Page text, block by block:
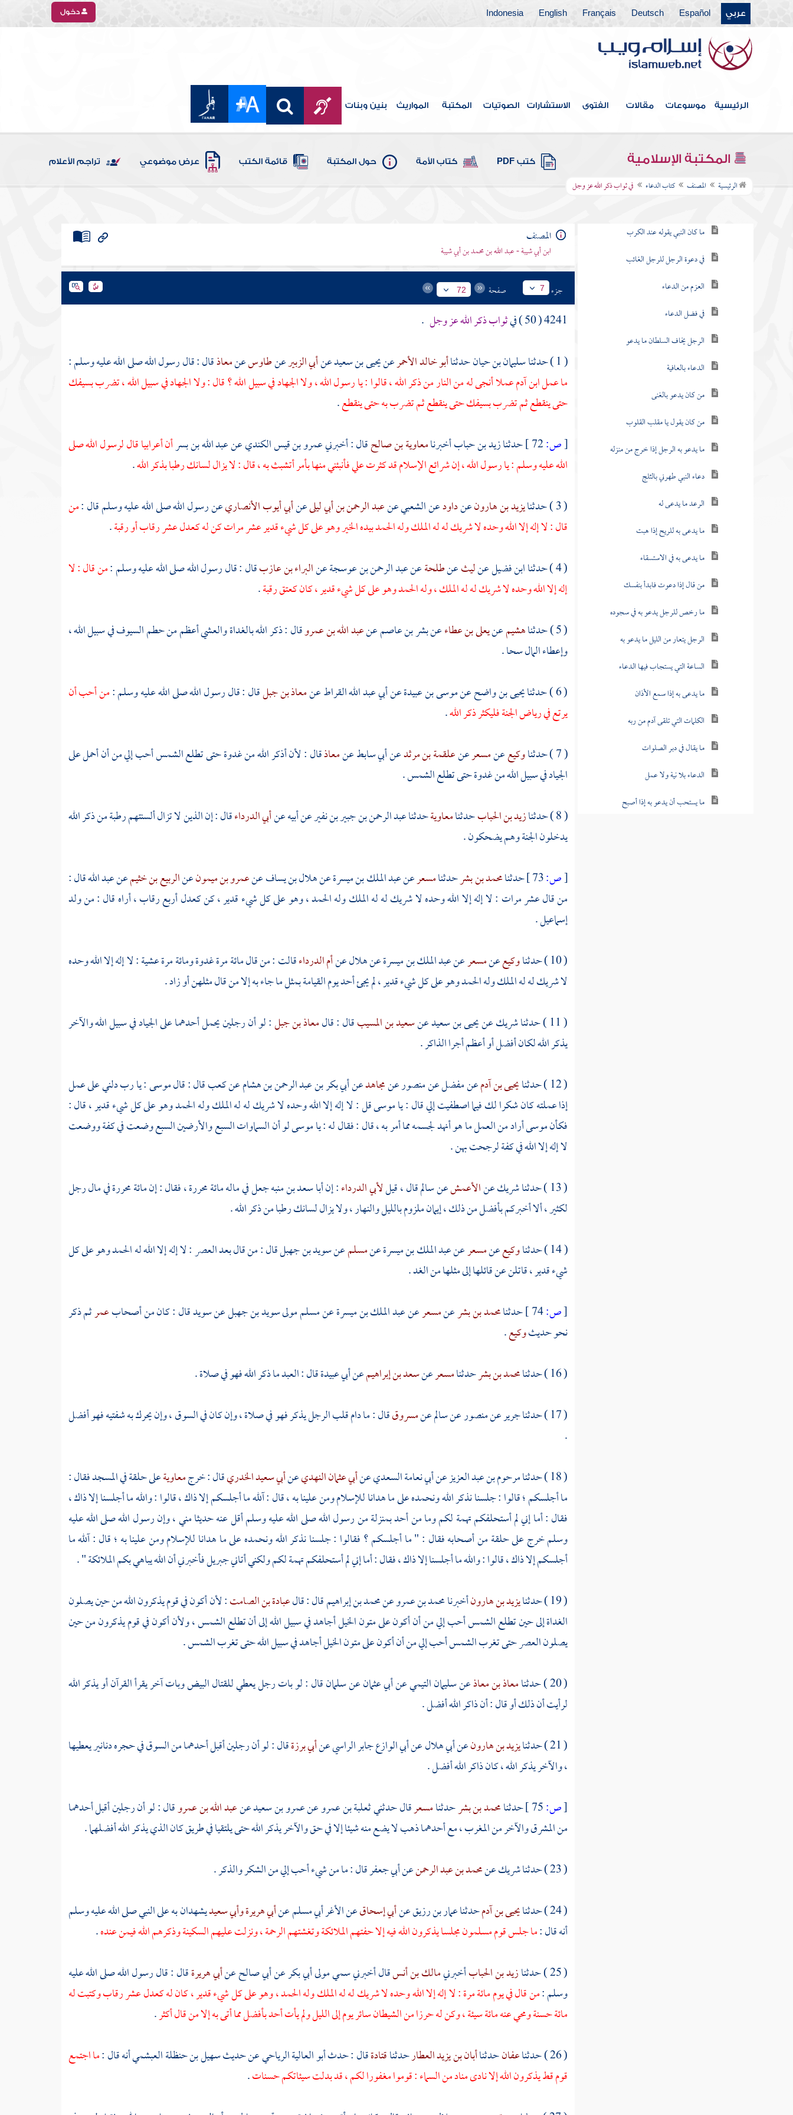
عربي Español
Deutsch
Français
English
Indonesia دخول
الرئيسية موسوعات مقالات الفتوى الاستشارات الصوتيات المكتبة المواريث بنين وبنات
المكتبة الإسلامية كتب PDF كتاب الأمة حول المكتبة قائمة الكتب عرض موضوعي تراجم الأعلام
الرئيسية المصنف كتاب الدعاء في ثواب ذكر الله عز وجل
كتاب الأطعمة
كتاب اللباس والزينة
كتاب الأدب
كتاب الديات
كتاب الحدود
كتاب أقضية رسول الله
كتاب الدعاء
ما كان النبي يقوله عند الكرب
في دعوة الرجل للرجل الغائب
العزم من الدعاء
في فضل الدعاء
الرجل يخاف السلطان ما يدعو
الدعاء بالعافية
من كان يدعو بالغنى
من كان يقول يا مقلب القلوب
ما يدعو به الرجل إذا خرج من منزله
دعاء النبي طهرني بالثلج
الرعد ما يدعى له
ما يدعى به للريح إذا هبت
ما يدعى به في الاستسقاء
من قال إذا دعوت فابدأ بنفسك
ما رخص للرجل يدعو به في سجوده
الرجل يتعار من الليل ما يدعو به
الساعة التي يستجاب فيها الدعاء
ما يدعى به إذا سمع الأذان
الكلمات التي تلقى آدم من ربه
ما يقال في دبر الصلوات
الدعاء بلا نية ولا عمل
ما يستحب أن يدعو به إذا أصبح
المصنف
ابن أبي شيبة - عبد الله بن محمد بن أبي شيبة
جزء 7 صفحة 72
4241 ( 50 ) في ثواب ذكر الله عز وجل .
( 1 ) حدثنا
سليمان بن حيانحدثناأبو خالد الأحمرعنيحيى بن سعيدعنأبي الزبيرعنطاوسعنمعاذقال : قال رسول الله صلى الله عليه وسلم :
ما عمل ابنآدمعملا أنجى له من النار من ذكر الله ، قالوا : يا رسول الله ، ولا الجهاد في سبيل الله ؟ قال : ولا الجهاد في سبيل الله ، تضرب بسيفك
حتى ينقطع ثم تضرب بسيفك حتى ينقطع ثم تضرب به حتى ينقطع.
[ص: حدثنازيد بن حبابأخبرنامعاوية بن صالحقال : أخبرنيعمرو بن قيس الكنديعنعبد الله بن بسرأن أعرابيا قال لرسول الله صلى
الله عليه وسلم : يا رسول الله ، إن شرائع الإسلام قد كثرت علي فأنبئني منها بأمر أتشبث به ، قال : لا يزال لسانك رطبا بذكر الله.
( 3 ) حدثنا
يزيد بن هارونعنداودعنالشعبيعنعبد الرحمن بن أبي ليلىعنأبي أيوب الأنصاريعن رسول الله صلى الله عليه وسلم قال :من
قال : لا إله إلا الله وحده لا شريك له له الملك وله الحمد بيده الخير وهو على كل شيء قدير عشر مرات كن له كعدل عشر رقاب أو رقبة.
( 4 ) حدثنا
ابن فضيلعنليثعنطلحةعنعبد الرحمن بن عوسجةعنالبراء بن عازبقال : قال رسول الله صلى الله عليه وسلم :من قال : لا
إله إلا الله وحده لا شريك له له الملك ، وله الحمد وهو على كل شيء قدير ، كان كعتق رقبة.
( 5 ) حدثنا
هشيمعنيعلى بن عطاءعنبشر بن عاصمعنعبد الله بن عمروقال : ذكر الله بالغداة والعشي أعظم من حطم السيوف في سبيل الله ،
وإعطاء المال سحا .
( 6 ) حدثنا
يحيى بن واضحعنموسى بن عبيدةعنأبي عبد الله القراطعنمعاذ بن جبلقال : قال رسول الله صلى الله عليه وسلم :من أحب أن
يرتع في رياض الجنة فليكثر ذكر الله.
( 7 ) حدثنا
وكيععنمسعرعنعلقمة بن مرثدعنأبي سابطعنمعاذقال : لأن أذكر الله من غدوة حتى تطلع الشمس أحب إلي من أن أحمل على
الجياد في سبيل الله من غدوة حتى تطلع الشمس .
( 8 ) حدثنا
زيد بن الحبابحدثنامعاويةحدثناعبد الرحمن بن جبير بن نفيرعن أبيه عنأبي الدرداءقال : إن الذين لا تزال ألسنتهم رطبة من ذكر الله
يدخلون الجنة وهم يضحكون .
[ص: حدثنامحمد بن بشرحدثنامسعرعنعبد الملك بن ميسرةعنهلال بن يسافعنعمرو بن ميمونعنالربيع بن خثيمعنعبد اللهقال :
من قال عشر مرات : لا إله إلا الله وحده لا شريك له له الملك وله الحمد ، وهو على كل شيء قدير ، كن كعدل أربع رقاب ، أراه قال : من ولد
إسماعيل .
( 10 ) حدثنا
وكيععنمسعرعنعبد الملك بن ميسرةعنهلالعنأم الدرداءقالت : من قال مائة مرة غدوة ومائة مرة عشية : لا إله إلا الله وحده
لا شريك له له الملك وله الحمد وهو على كل شيء قدير ، لم يجئ أحد يوم القيامة بمثل ما جاء به إلا من قال مثلهن أو زاد .
( 11 ) حدثنا
شريكعنيحيى بن سعيدعنسعيد بن المسيبقال : قالمعاذ بن جبل: لو أن رجلين يحمل أحدهما على الجياد في سبيل الله والآخر
يذكر الله لكان أفضل أو أعظم أجرا الذاكر .
( 12 ) حدثنا
يحيى بن آدمعنمفضلعنمنصورعنمجاهدعنأبي بكر بن عبد الرحمن بن هشامعنكعبقال : قالموسى: يا رب دلني على عمل
إذا عملته كان شكرا لك فيما اصطفيت إلي قال : ياموسىقل : لا إله إلا الله وحده لا شريك له له الملك وله الحمد وهو على كل شيء قدير ، قال :
فكأن موسى أراد من العمل ما هو أنهد لجسمه مما أمر به ، قال : فقال له : ياموسىلو أن السماوات السبع والأرضين السبع وضعت في كفة ووضعت
لا إله إلا الله في كفة لرجحت بهن .
( 13 ) حدثنا
شريكعنالأعمشعنسالمقال ، قيللأبي الدرداء: إنأبا سعد بن منبهجعل في ماله مائة محررة ، فقال : إن مائة محررة في مال رجل
لكثير ، ألا أخبركم بأفضل من ذلك ، إيمان ملزوم بالليل والنهار ، ولا يزال لسانك رطبا من ذكر الله .
( 14 ) حدثنا
وكيععنمسعرعنعبد الملك بن ميسرةعنمسلمعنسويد بن جهبلقال : من قال بعد العصر : لا إله إلا الله له الحمد وهو على كل
شيء قدير ، قاتلن عن قائلها إلى مثلها من الغد .
[ص:74 ] حدثنامحمد بن بشرعنمسعرعنعبد الملك بن ميسرةعنمسلم مولى سويد بن جهبلعنسويدقال : كان من أصحابعمرثم ذكر
نحو حديثوكيع.
( 16 ) حدثنا
محمد بن بشرحدثنامسعرعنسعد بن إبراهيمعنأبي عبيدةقال : العبد ما ذكر الله فهو في صلاة .
( 17 ) حدثنا
جريرعنمنصورعنسالمعنمسروققال : ما دام قلب الرجل يذكر فهو في صلاة ، وإن كان في السوق ، وإن يحرك به شفتيه فهو أفضل
.
( 18 ) حدثنا
مرحوم بن عبد العزيزعنأبي نعامة السعديعنأبي عثمان النهديعنأبي سعيد الخدريقال : خرجمعاويةعلى حلقة في المسجد فقال :
ما أجلسكم ؛ قالوا : جلسنا نذكر الله ونحمده على ما هدانا للإسلام ومن علينا به ، قال : آلله ما أجلسكم إلا ذاك ، قالوا : والله ما أجلسنا إلا ذاك ،
فقال : أما إني لم أستحلفكم تهمة لكم وما من أحد بمنزلة من رسول الله صلى الله عليه وسلم أقل عنه حديثا مني ، وإن رسول الله صلى الله عليه
وسلم خرج على حلقة من أصحابه فقال : " ما أجلسكم ؟ فقالوا : جلسنا نذكر الله ونحمده على ما هدانا للإسلام ومن علينا به ؛ قال : آلله ما
أجلسكم إلا ذاك ، قالوا : والله ما أجلسنا إلا ذاك ، فقال : أما إني لم أستحلفكم تهمة لكم ولكني أتانيجبريلفأخبرني أن الله يباهي بكم الملائكة " .
( 19 ) حدثنا
يزيد بن هارونأخبرنامحمد بن عمروعنمحمد بن إبراهيمقال : قالعبادة بن الصامت: لأن أكون في قوم يذكرون الله من حين يصلون
الغداة إلى حين تطلع الشمس أحب إلي من أن أكون على متون الخيل أجاهد في سبيل الله إلى أن تطلع الشمس ، ولأن أكون في قوم يذكرون من حين
يصلون العصر حتى تغرب الشمس أحب إلي من أن أكون على متون الخيل أجاهد في سبيل الله حتى تغرب الشمس .
( 20 ) حدثنا
معاذ بن معاذعنسليمان التيميعنأبي عثمانعنسلمانقال : لو بات رجل يعطي للقتال البيض وبات آخر يقرأ القرآن أو يذكر الله
لرأيت أن ذلك أو قال : أن ذاكر الله أفضل .
( 21 ) حدثنا
يزيد بن هارونعنأبي هلالعنأبي الوازع جابر الراسيعنأبي برزةقال : لو أن رجلين أقبل أحدهما من السوق في حجره دنانير يعطيها
، والآخر يذكر الله ، كان ذاكر الله أفضل .
[ص: حدثنامحمد بن بشرحدثنامسعرقال حدثنيثعلبة بن عمروعنعمرو بن سعيدعنعبد الله بن عمروقال : لو أن رجلين أقبل أحدهما
من المشرق والآخر من المغرب ، مع أحدهما ذهب لا يضع منه شيئا إلا في حق والآخر يذكر الله حتى يلتقيا في طريق كان الذي يذكر الله أفضلهما .
( 23 ) حدثنا
شريكعنمحمد بن عبد الرحمنعنأبي جعفرقال : ما من شيء أحب إلي من الشكر والذكر .
( 24 ) حدثنا
يحيى بن آدمحدثناعمار بن رزيقعنأبي إسحاقعنالأغر أبي مسلمعنأبي هريرةوأبي سعيديشهدان به على النبي صلى الله عليه وسلم
أنه قال :ما جلس قوم مسلمون مجلسا يذكرون الله فيه إلا حفتهم الملائكة وتغشتهم الرحمة ، ونزلت عليهم السكينة وذكرهم الله فيمن عنده.
( 25 ) حدثنا
زيد بن الحبابأخبرنيمالك بن أنسقال أخبرنيسمي مولى أبي بكرعنأبي صالحعنأبي هريرةقال : قال رسول الله صلى الله عليه
وسلم :من قال في يوم مائة مرة : لا إله إلا الله وحده لا شريك له له الملك وله الحمد ، وهو على كل شيء قدير ، كان له كعدل عشر رقاب وكتبت له
مائة حسنة ومحي عنه مائة سيئة ، وكن له حرزا من الشيطان سائر يوم إلى الليل ولم يأت أحد بأفضل مما أتى به إلا من قال أكثر.
( 26 ) حدثنا
عفانحدثناأبان بن يزيد العطارحدثناقتادةقال : حدثأبو العالية الرياحيعن حديثسهيل بن حنظلة العبشميأنه قال :ما اجتمع
قوم قط يذكرون الله إلا نادى مناد من السماء : قوموا مغفورا لكم ، قد بدلت سيئاتكم حسنات.